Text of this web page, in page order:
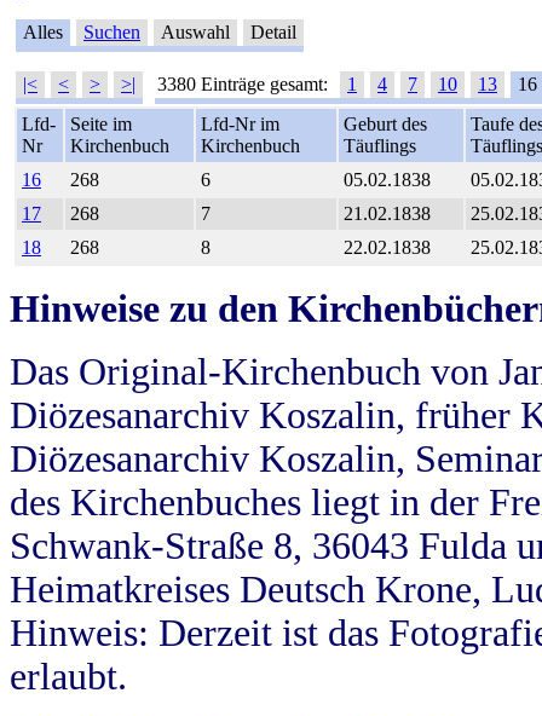
Alles Suchen Auswahl Detail
|< < > >| 3380 Einträge gesamt: 1 4 7 10 13
16
Lfd-
Nr
Seite im
Kirchenbuch
Lfd-Nr im
Kirchenbuch
Geburt des
Täuflings
Taufe
Täuflings
16
268 6 05.02.1838
17
268 7 21.02.1838
18
268 8 22.02.1838
Hinweise zu den
Das Original-Kirchenbuch von
Diözesanarchiv Koszalin, früher
Diözesanarchiv Koszalin,
des Kirchenbuches liegt in der
Schwank-Straße 8, 36043 Fulda
Heimatkreises Deutsch Krone,
Hinweis: Derzeit ist das
erlaubt.